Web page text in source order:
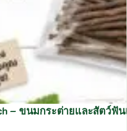
– ขนมกระต่ายและสัตว์ฟั